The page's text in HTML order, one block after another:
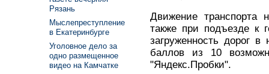
Движение транспорта
также при подъезде к
загруженность дорог
баллов из 10
"Яндекс.Пробки".
Рязань
Мыслепреступление
в Екатеринбурге
Уголовное дело за
одно размещенное
видео на Камчатке